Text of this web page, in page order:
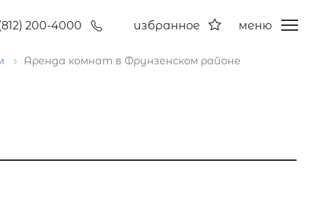
200-4000 избранное меню
Аренда комнат в Фрунзенском районе